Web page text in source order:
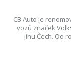
CB Auto je
vozů značek
jihu Čech. Od